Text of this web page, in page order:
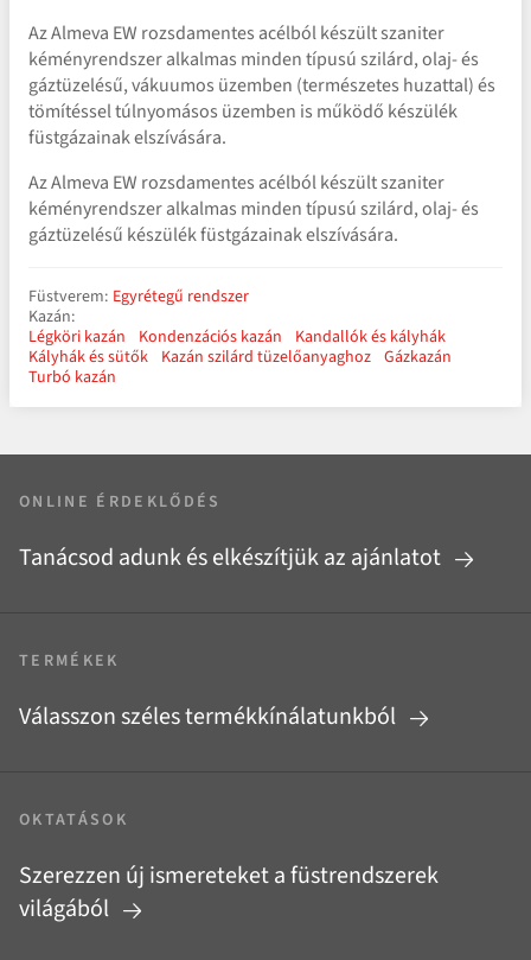
Az Almeva EW rozsdamentes acélból készült szaniter
kéményrendszer alkalmas minden típusú szilárd, olaj- és
gáztüzelésű, vákuumos üzemben (természetes huzattal) és
tömítéssel túlnyomásos üzemben is működő készülék
füstgázainak elszívására.
Az Almeva EW rozsdamentes acélból készült szaniter
kéményrendszer alkalmas minden típusú szilárd, olaj- és
gáztüzelésű készülék füstgázainak elszívására.
Füstverem: Egyrétegű rendszer
Kazán:
Légköri kazán
Kondenzációs kazán
Kandallók és kályhák
Kályhák és sütők Kazán szilárd tüzelőanyaghoz Gázkazán
Turbó kazán
ONLINE ÉRDEKLŐDÉS
Tanácsod adunk és elkészítjük az ajánlatot
TERMÉKEK
Válasszon széles termékkínálatunkból
OKTATÁSOK
Szerezzen új ismereteket a füstrendszerek
világából